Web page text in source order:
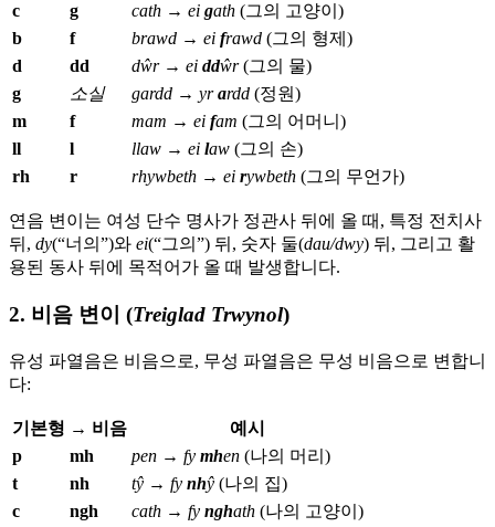
c
g cath → ei gath (그의 고양이)
b
f brawd → ei frawd (그의 형제)
d
dd dŵr→ ei ddŵr(그의 물)
g
소실 gardd → yrardd (정원)
m
f mam → ei fam (그의 어머니)
ll
l llaw → ei law (그의 손)
rh
r rhywbeth → ei rywbeth (그의 무언가)
연음 변이는 여성 단수 명사가 정관사 뒤에 올 때, 특정 전치사
뒤, dy(“너의”)와 ei(“그의”) 뒤, 숫자 둘(dau/dwy) 뒤, 그리고 활
용된 동사 뒤에 목적어가 올 때 발생합니다.
2. 비음 변이 (Treiglad Trwynol)
유성 파열음은 비음으로, 무성 파열음은 무성 비음으로 변합니
다:
기본형 → 비음
예시
p
mh pen → fy mhen (나의 머리)
t
nh tŷ → fy nhŷ (나의 집)
c
ngh cath → fy nghath (나의 고양이)